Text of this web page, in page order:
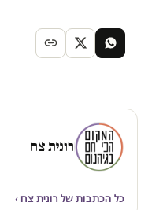
רונית צח
כל הכתבות של רונית צח ›